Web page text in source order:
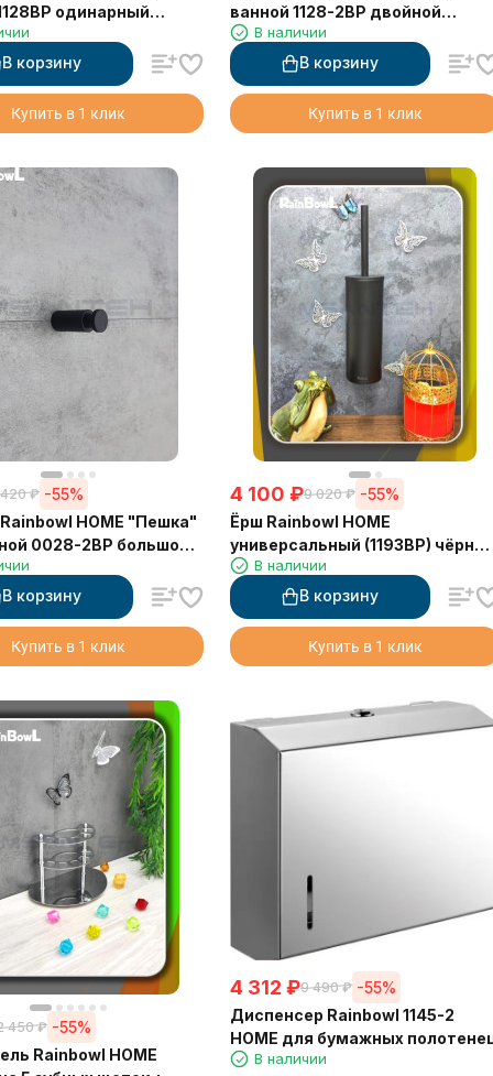
одинарный
В корзину
Купить в 1 клик
ванной 1128-2BP двойной
чёрный матовый
В наличии
В корзину
Купить в 1 клик
₽ -55%
HOME "Пешка"
0028-2BP большой
В корзину
Купить в 1 клик
4 100 ₽9 020 ₽ -55%
Ёрш Rainbowl HOME
универсальный (1193BP)
металлический
В наличии
В корзину
Купить в 1 клик
450 ₽ -55%
Rainbowl HOME
4 312 ₽9 490 ₽ -55%
Диспенсер Rainbowl 1145-2
HOME для бумажных
В наличии